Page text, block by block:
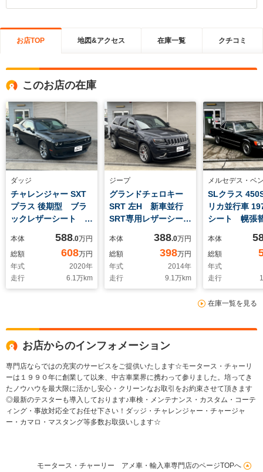
お店TOP 地図&アクセス 在庫一覧 クチコミ
このお店の在庫
ダッジ
チャレンジャー SXT
プラス 後期型 ブラ
ックレザーシート
ALPINEサウンド
DODGE純正20inchホ
イール バックカメ
ラ ETC シートヒー
ター&ベンチレーショ
本体 588.0万円
総額
608万円
年式
2020年
走行
6.1万km
ジープ
グランドチェロキー
SRT 左H 新車並行
SRT専用レザーシー
ア SRT専用ステアリ
ング SRT専用マフラ
ー SRT専用バンパ
ー SRT専用ボンネッ
ト SRTパフォーマン
本体 388.0万円
総額
398万円
年式
2014年
走行
9.1万km
メルセデス・ベ
SLクラス
リカ並行車
シート 幌張
本体
総額
年式
走行
在庫一覧を見る
お店からのインフォメーション
専門店ならではの充実のサービスをご提供いたします☆モータース・チャーリ
ーは１９９０年に創業して以来、中古車業界に携わって参りました。培ってき
たノウハウを最大限に活かし安心・クリーンなお取引をお約束させて頂きます
◎最新のテスターも導入しております♪車検・メンテナンス・カスタム・コーテ
ィング・事故対応全てお任せ下さい！ダッジ・チャレンジャー・チャージャ
ー・カマロ・マスタング等多数お取扱いします☆
モータース・チャーリー アメ車・輸入車専門店のページTOPへ